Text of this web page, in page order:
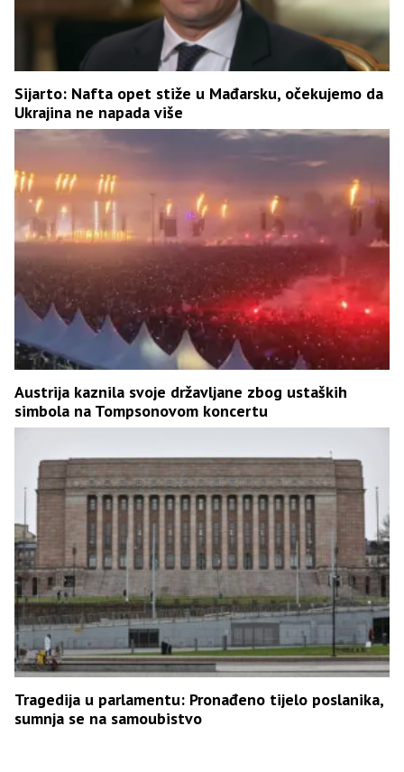
Sijarto: Nafta opet stiže u Mađarsku, očekujemo da
Ukrajina ne napada više
Austrija kaznila svoje državljane zbog ustaških
simbola na Tompsonovom koncertu
Tragedija u parlamentu: Pronađeno tijelo poslanika,
sumnja se na samoubistvo